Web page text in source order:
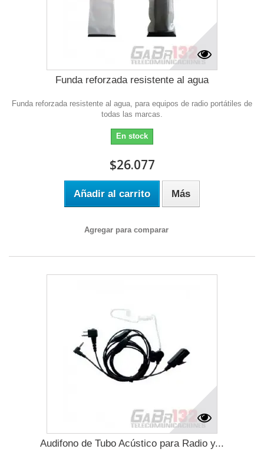
Funda reforzada resistente al agua
Funda reforzada resistente al agua, para equipos de radio portátiles de
todas las marcas.
En stock
$26.077
Añadir al carrito Más
Agregar para comparar
Audifono de Tubo Acústico para Radio y...